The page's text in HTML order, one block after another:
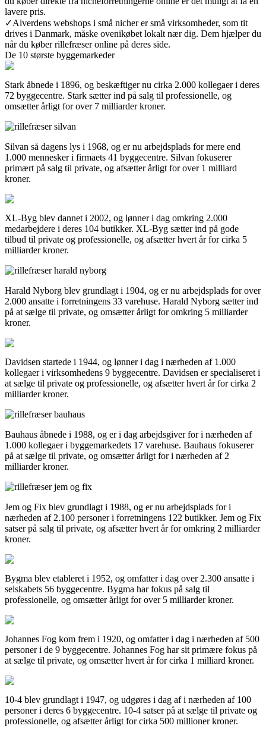
lavere pris.
✓Alverdens webshops i små nicher er små virksomheder, som tit
drives i Danmark, måske ovenikøbet lokalt nær dig. Dem hjælper du
når du køber rillefræser online på deres side.
De 10 største byggemarkeder
Stark åbnede i 1896, og beskæftiger nu cirka 2.000 kollegaer i deres
72 byggecentre. Stark sætter ind på salg til professionelle, og
omsætter årligt for over 7 milliarder kroner.
Silvan så dagens lys i 1968, og er nu arbejdsplads for mere end
1.000 mennesker i firmaets 41 byggecentre. Silvan fokuserer
primært på salg til private, og afsætter årligt for over 1 milliard
kroner.
XL-Byg blev dannet i 2002, og lønner i dag omkring 2.000
medarbejdere i deres 104 butikker. XL-Byg sætter ind på gode
tilbud til private og professionelle, og afsætter hvert år for cirka 5
milliarder kroner.
Harald Nyborg blev grundlagt i 1904, og er nu arbejdsplads for over
2.000 ansatte i forretningens 33 varehuse. Harald Nyborg sætter ind
på at sælge til private, og omsætter årligt for omkring 5 milliarder
kroner.
Davidsen startede i 1944, og lønner i dag i nærheden af 1.000
kollegaer i virksomhedens 9 byggecentre. Davidsen er specialiseret i
at sælge til private og professionelle, og afsætter hvert år for cirka 2
milliarder kroner.
Bauhaus åbnede i 1988, og er i dag arbejdsgiver for i nærheden af
1.000 kollegaer i byggemarkedets 17 varehuse. Bauhaus fokuserer
på at sælge til private, og omsætter årligt for i nærheden af 2
milliarder kroner.
Jem og Fix blev grundlagt i 1988, og er nu arbejdsplads for i
nærheden af 2.100 personer i forretningens 122 butikker. Jem og Fix
satser på salg til private, og afsætter hvert år for omkring 2 milliarder
kroner.
Bygma blev etableret i 1952, og omfatter i dag over 2.300 ansatte i
selskabets 56 byggecentre. Bygma har fokus på salg til
professionelle, og omsætter årligt for over 5 milliarder kroner.
Johannes Fog kom frem i 1920, og omfatter i dag i nærheden af 500
personer i de 9 byggecentre. Johannes Fog har sit primære fokus på
at sælge til private, og omsætter hvert år for cirka 1 milliard kroner.
10-4 blev grundlagt i 1947, og udgøres i dag af i nærheden af 100
personer i deres 6 byggecentre. 10-4 satser på at sælge til private og
professionelle, og afsætter årligt for cirka 500 millioner kroner.